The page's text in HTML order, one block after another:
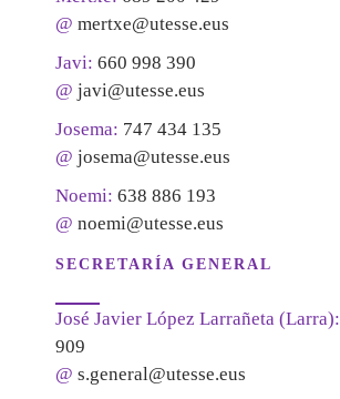
@ mertxe@utesse.eus
Javi: 660 998 390
@ javi@utesse.eus
Josema: 747 434 135
@ josema@utesse.eus
Noemi: 638 886 193
@ noemi@utesse.eus
SECRETARÍA GENERAL
José Javier López Larrañeta (Larra):
909
@ s.general@utesse.eus